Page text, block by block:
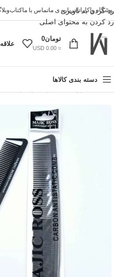
رد کردن به ناوبری
رد کردن به محتوای اصلی
واکارانادرباره ی ماتماس با ماکتاب
تومان0
≈ 0.00 USD
دسته بندی کالاها